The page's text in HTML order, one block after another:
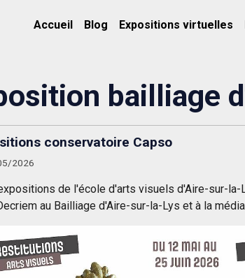
Accueil Blog Expositions virtuelles
bailliage
conservatoire Capso
2026
de l'école d'arts visuels d'Aire-sur-
au Bailliage d'Aire-sur-la-Lys et à la